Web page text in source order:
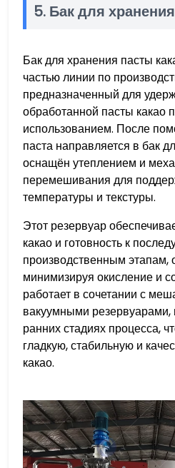
5. Бак для
Бак для хранения пасты
частью линии по
предназначенный для
обработанной пасты какао
использованием. После
паста направляется в бак
оснащён утеплением и
перемешивания для
температуры и текстуры.
Этот резервуар
какао и готовность к
производственным этапам,
минимизируя окисление и
работает в сочетании с
вакуумными
ранних стадиях процесса,
гладкую, стабильную и
какао.